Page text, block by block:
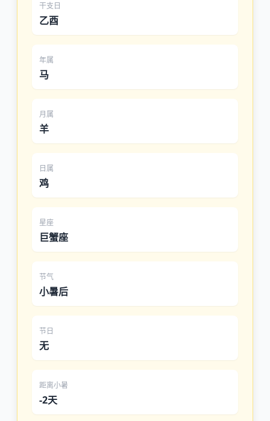
干支日
乙酉
年属
马
月属
羊
日属
鸡
星座
巨蟹座
节气
小暑后
节日
无
距离小暑
-2天